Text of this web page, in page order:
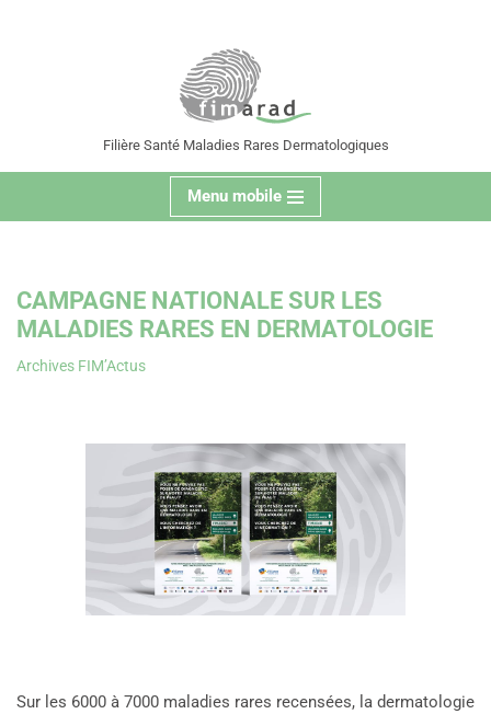
Filière Santé Maladies Rares Dermatologiques
Menu mobile
CAMPAGNE NATIONALE SUR LES
MALADIES RARES EN DERMATOLOGIE
Archives FIM’Actus
Sur les 6000 à 7000 maladies rares recensées, la dermatologie